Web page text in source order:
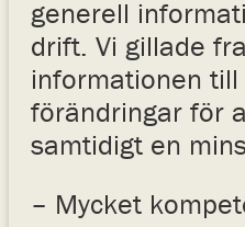
generell
drift. Vi gillade
informationen
förändringar för
samtidigt en
– Mycket